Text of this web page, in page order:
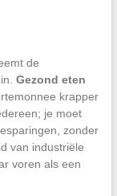
de
Gezond eten
krapper
je moet
zonder
van industriële
voren als een